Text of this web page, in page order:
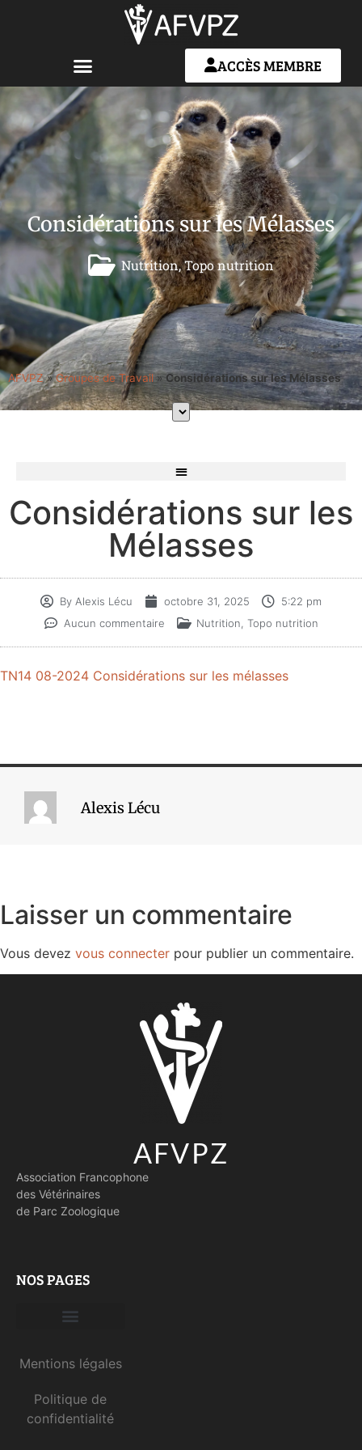
ACCÈS MEMBRE
Considérations sur les Mélasses
Nutrition,Topo nutrition
AFVPZ»Groupes de Travail»Considérations sur les Mélasses
Considérations sur les
Mélasses
By Alexis Lécu octobre 31, 2025
5:22 pm
Aucun commentaire
Nutrition Topo nutrition
TN14 08-2024 Considérations sur les mélasses
Alexis Lécu
Laisser un commentaire
Vous devez vous connecter pour publier un commentaire.
AFVPZ
Association Francophone
des Vétérinaires
de Parc Zoologique
NOS PAGES
Mentions légales
Politique de
confidentialité